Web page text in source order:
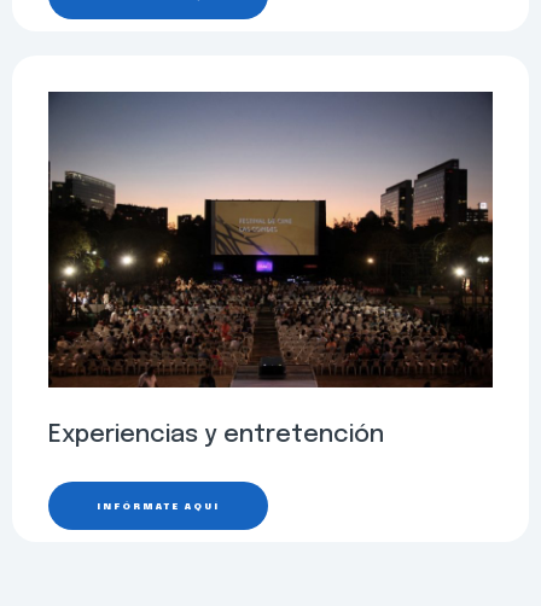
Experiencias y entretención
INFÓRMATE AQUÍ